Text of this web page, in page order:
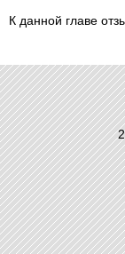
К данной главе